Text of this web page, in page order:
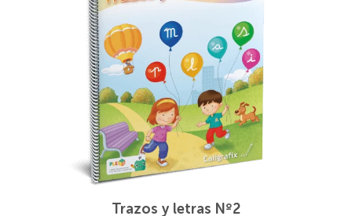
Trazos y letras Nº2